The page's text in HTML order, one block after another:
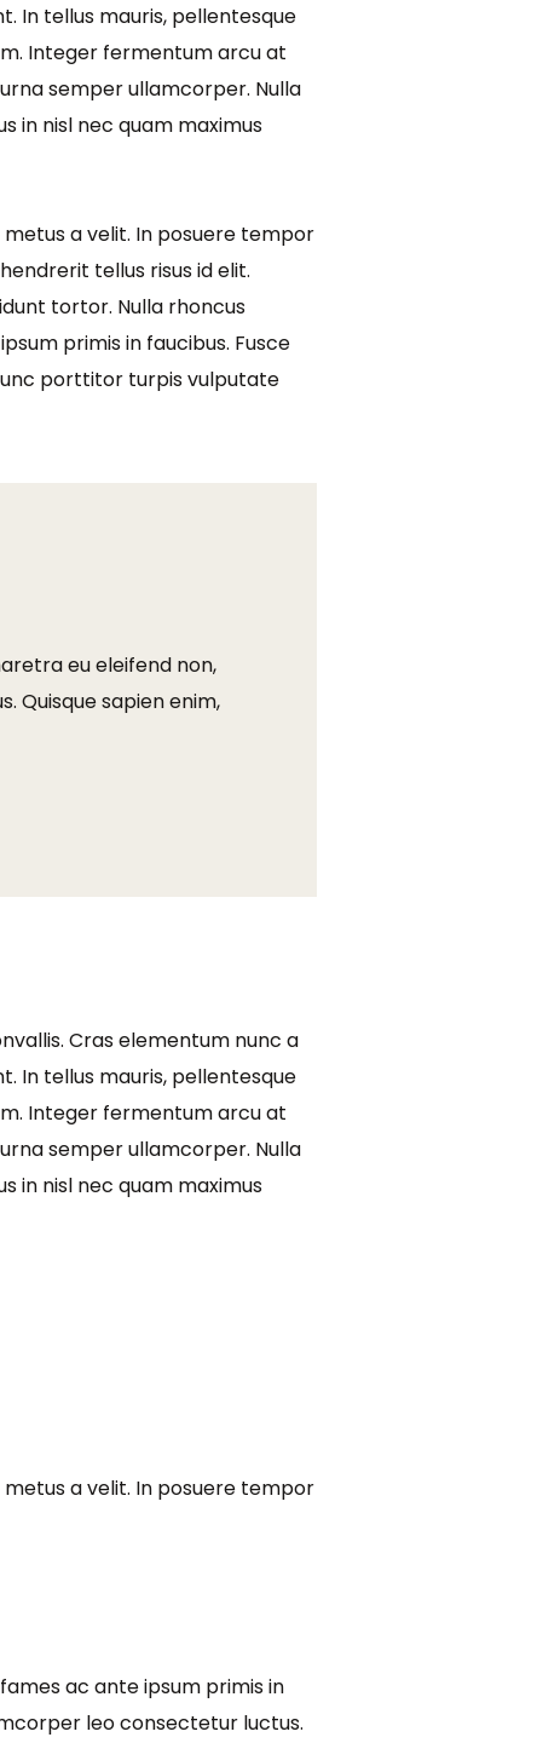
In tellus mauris, pellentesque
Integer fermentum arcu at
semper ullamcorper. Nulla
in nisl nec quam maximus
a velit. In posuere tempor
tellus risus id elit.
tortor. Nulla rhoncus
primis in faucibus. Fusce
porttitor turpis vulputate
eu eleifend non,
Quisque sapien enim,
Cras elementum nunc a
In tellus mauris, pellentesque
Integer fermentum arcu at
semper ullamcorper. Nulla
in nisl nec quam maximus
a velit. In posuere tempor
ac ante ipsum primis in
leo consectetur luctus.